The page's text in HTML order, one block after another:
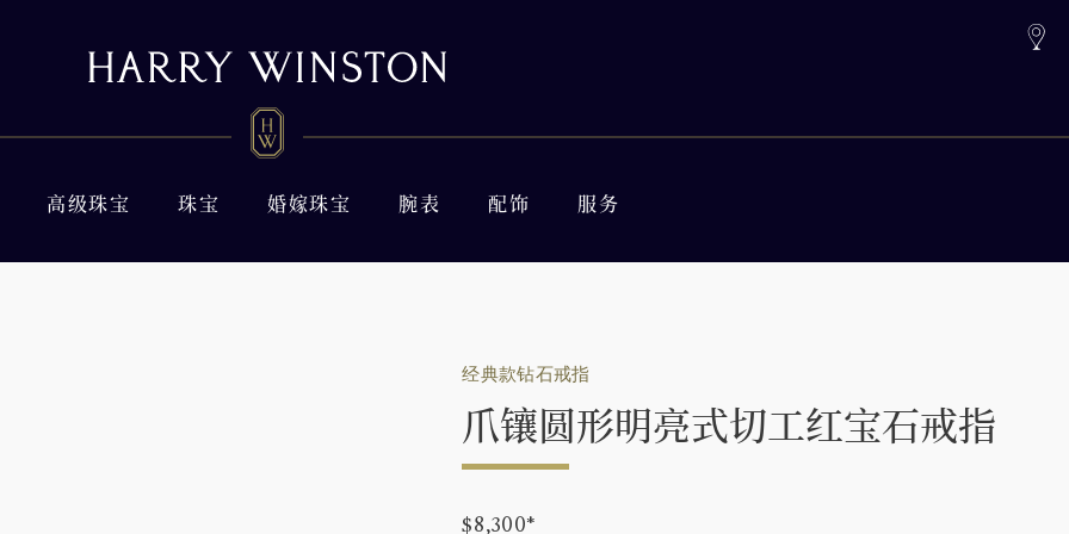
高级珠宝 珠宝 婚嫁珠宝 腕表 配饰 服务
经典款钻石戒指
爪镶圆形明亮式切工红宝石戒指
$8,300*